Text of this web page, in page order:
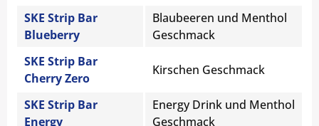
SKE Strip Bar
Blueberry
Blaubeeren und Menthol
Geschmack
SKE Strip Bar
Cherry Zero
Kirschen Geschmack
SKE Strip Bar
Energy
Energy Drink und Menthol
Geschmack